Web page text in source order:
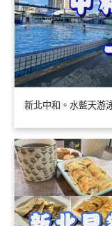
新北中和。水藍天游